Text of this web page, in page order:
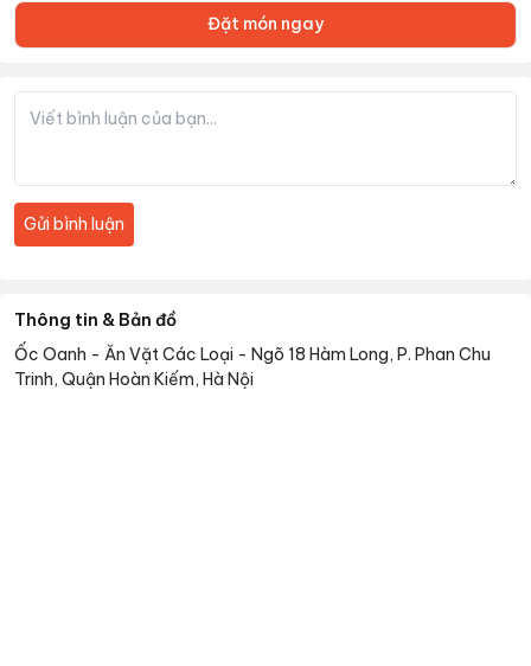
Đặt món ngay
Gửi bình luận
Thông tin & Bản đồ
Ốc Oanh - Ăn Vặt Các Loại - Ngõ 18 Hàm Long, P. Phan Chu
Trinh, Quận Hoàn Kiếm, Hà Nội